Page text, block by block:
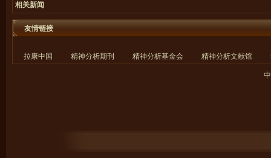
相关新闻
友情链接
拉康中国 精神分析期刊 精神分析基金会 精神分析文献馆